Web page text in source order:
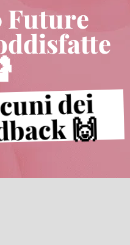
Future
dei
🙌